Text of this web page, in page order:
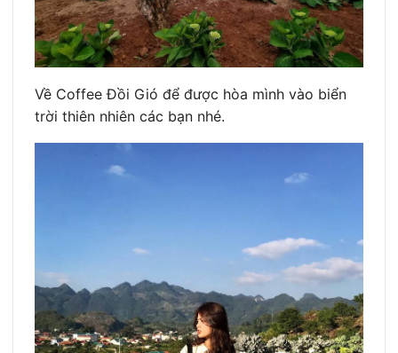
Về Coffee Đồi Gió để được hòa mình vào biển
trời thiên nhiên các bạn nhé.